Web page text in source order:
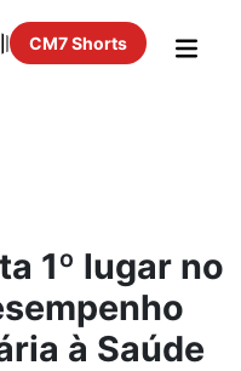
CM7 Shorts
1º lugar no
à Saúde